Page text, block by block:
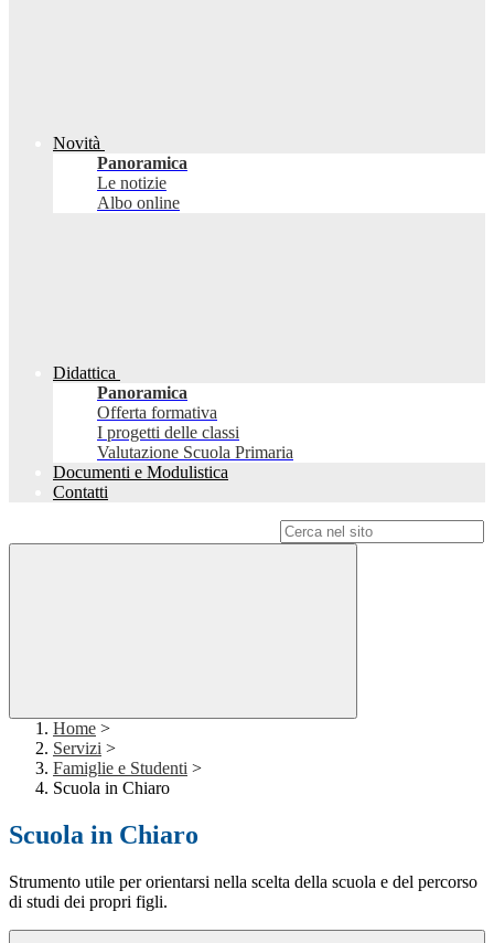
Novità
Panoramica
Le notizie
Albo online
Didattica
Panoramica
Offerta formativa
I progetti delle classi
Valutazione Scuola Primaria
Documenti e Modulistica
Contatti
Home >
Servizi >
Famiglie e Studenti >
Scuola in Chiaro
Scuola in Chiaro
Strumento utile per orientarsi nella scelta della scuola e del percorso
di studi dei propri figli.